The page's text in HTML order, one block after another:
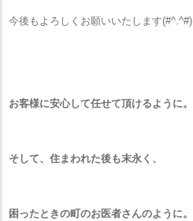
今後もよろしくお願いいたします(#^.^#)
お客様に安心して任せて頂けるように。
そして、住まわれた後も末永く、
困ったときの町のお医者さんのように。